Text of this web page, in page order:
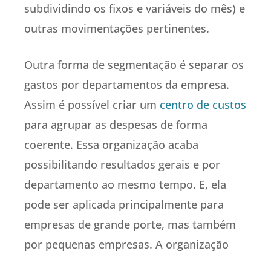
subdividindo os fixos e variáveis do mês) e
outras movimentações pertinentes.
Outra forma de segmentação é separar os
gastos por departamentos da empresa.
Assim é possível criar um centro de custos
para agrupar as despesas de forma
coerente. Essa organização acaba
possibilitando resultados gerais e por
departamento ao mesmo tempo. E, ela
pode ser aplicada principalmente para
empresas de grande porte, mas também
por pequenas empresas. A organização